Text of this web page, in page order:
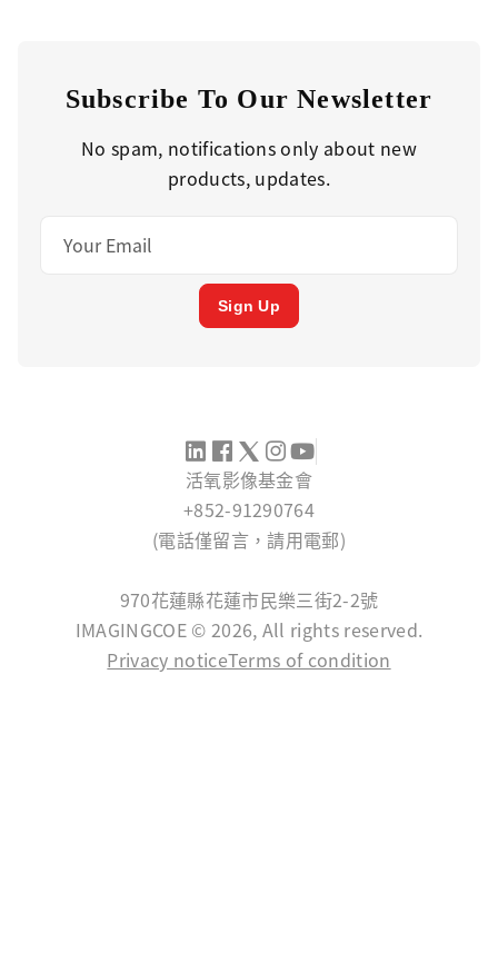
Subscribe To Our Newsletter
No spam, notifications only about new
products, updates.
Sign Up
活氧影像基金會
+852-91290764
(電話僅留言，請用電郵)
970花蓮縣花蓮市民樂三街2-2號
IMAGINGCOE © 2026, All rights reserved.
Privacy noticeTerms of condition